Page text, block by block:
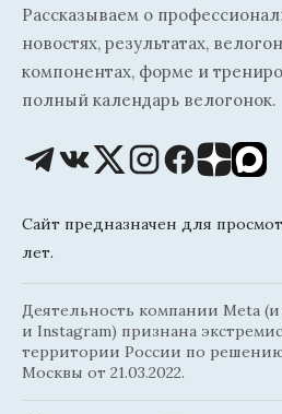
Рассказываем о
новостях, результатах,
компонентах, форме и
полный календарь велогонок.
Сайт предназначен для
лет.
Деятельность компании Meta
и Instagram) признана
территории России по решению
Москвы от 21.03.2022.